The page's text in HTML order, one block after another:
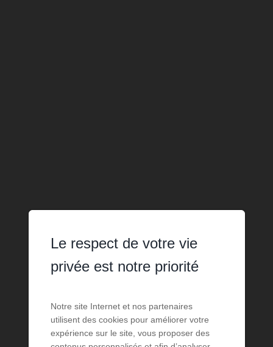
Le respect de votre vie
privée est notre priorité
Notre site Internet et nos partenaires
utilisent des cookies pour améliorer votre
expérience sur le site, vous proposer des